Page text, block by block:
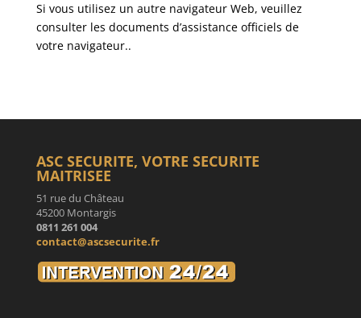
Si vous utilisez un autre navigateur Web, veuillez
consulter les documents d’assistance officiels de
votre navigateur..
ASC SECURITE, VOTRE SECURITE
MAITRISEE
51 rue du Château
45200 Montargis
0811 261 004
contact@ascsecurite.fr